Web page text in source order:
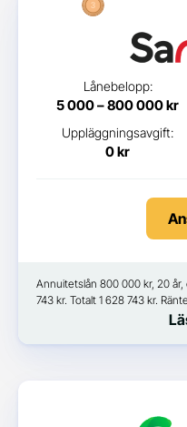
Lånebelopp:
5 000 – 800 000 kr
Uppläggningsavgift:
0 kr
Annuitetslån 800 000 kr, 20
743 kr. Totalt 1 628 743 kr.